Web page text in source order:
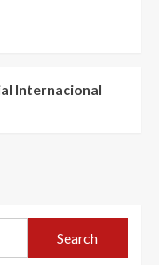
Internacional
Search